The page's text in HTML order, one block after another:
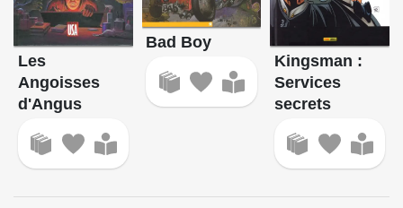
Les
Angoisses
d'Angus
Bad Boy
Kingsman :
Services
secrets